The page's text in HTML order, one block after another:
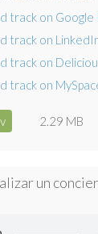
2.29 MB
un